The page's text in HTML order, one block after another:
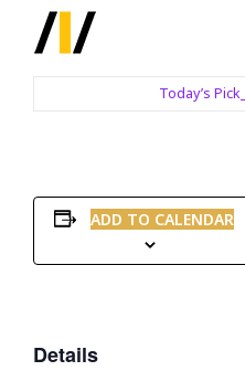
Today’s
ADD TO CALENDAR
Details